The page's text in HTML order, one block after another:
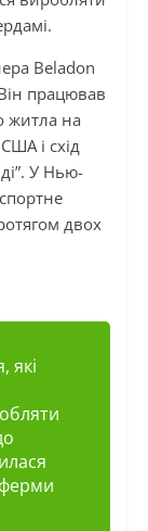
Beladon
працював
житла на
і схід
У Нью-
двох
які
ферми